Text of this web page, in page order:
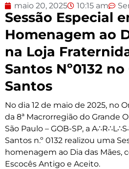
maio 20, 2025 10:15 am
Sessão Especial
Homenagem ao
na Loja
Santos Nº0132
Santos
No dia 12 de maio de 2025, no
da 8ª Macrorregião do Grande
São Paulo – GOB-SP, a
Santos n.º 0132 realizou uma
homenagem ao Dia das Mães,
Escocês Antigo e Aceito.